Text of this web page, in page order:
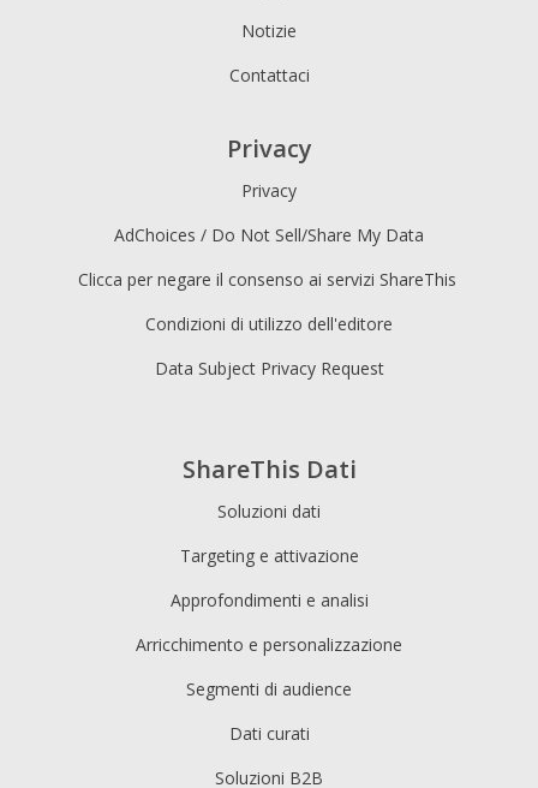
ShareThis Dati
Soluzioni dati
Targeting e attivazione
Approfondimenti e analisi
Arricchimento e personalizzazione
Segmenti di audience
Dati curati
Soluzioni B2B
Notizie
Contattaci
Privacy
Privacy
AdChoices / Do Not Sell/Share My Data
Clicca per negare il consenso ai servizi ShareThis
Condizioni di utilizzo dell'editore
Data Subject Privacy Request